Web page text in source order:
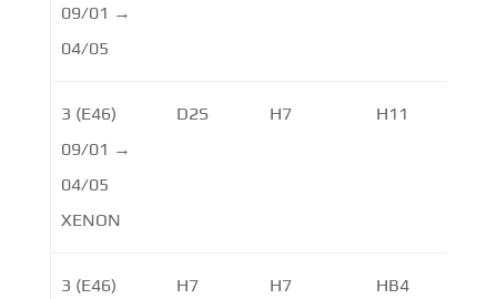
09/01 →
04/05
3 (E46)
09/01 →
04/05
XENON
D2S H7 H11
3 (E46)
H7 H7 HB4